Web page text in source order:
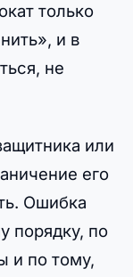
только
и в
не
или
его
Ошибка
порядку, по
и по тому,